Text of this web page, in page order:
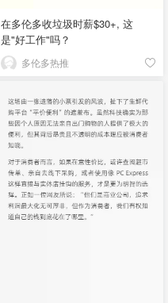
在多伦多收垃圾时薪$30+, 这
是"好工作"吗？
多伦多热推